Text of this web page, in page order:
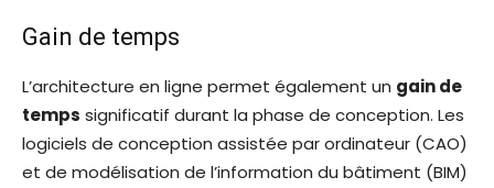
Gain de temps
L’architecture en ligne permet également un gain de
temps significatif durant la phase de conception. Les
logiciels de conception assistée par ordinateur (CAO)
et de modélisation de l’information du bâtiment (BIM)